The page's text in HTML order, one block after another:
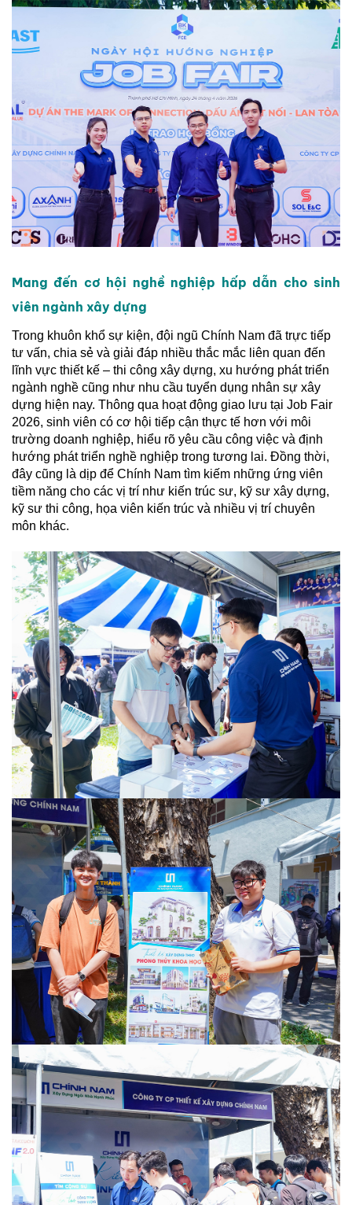
TỨC
SỰ
KIỆN
Tức
Khuyến
Mãi
CẨM
NANG
XÂY
NHÀ
DỤNG
SÓC
KHÁCH
HÀNG
LIÊN
HỆ
Mang đến cơ hội nghề nghiệp hấp dẫn cho sinh
viên ngành xây dựng
Trong khuôn khổ sự kiện, đội ngũ Chính Nam đã trực tiếp
tư vấn, chia sẻ và giải đáp nhiều thắc mắc liên quan đến
lĩnh vực thiết kế – thi công xây dựng, xu hướng phát triển
ngành nghề cũng như nhu cầu tuyển dụng nhân sự xây
dựng hiện nay. Thông qua hoạt động giao lưu tại Job Fair
2026, sinh viên có cơ hội tiếp cận thực tế hơn với môi
trường doanh nghiệp, hiểu rõ yêu cầu công việc và định
hướng phát triển nghề nghiệp trong tương lai. Đồng thời,
đây cũng là dịp để Chính Nam tìm kiếm những ứng viên
tiềm năng cho các vị trí như kiến trúc sư, kỹ sư xây dựng,
kỹ sư thi công, họa viên kiến trúc và nhiều vị trí chuyên
môn khác.